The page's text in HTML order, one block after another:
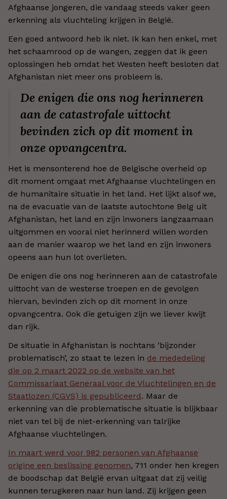
Afghaanse jongeren, die vandaag steeds vaker geen
erkenning als vluchteling krijgen in België.
Een goed antwoord heb ik niet. Ik kan hen enkel, met
het schaamrood op de wangen, zeggen dat ik geen
oplossingen heb omdat het Westen heeft besloten dat
Afghanistan niet meer ons probleem is.
De enigen die ons nog herinneren
aan de catastrofale uittocht
bevinden zich op dit moment in
onze opvangcentra.
Het is mensonterend hoe de Belgische overheid op
dit moment omgaat met Afghaanse vluchtelingen en
de humanitaire situatie in het land. Het lijkt alsof we,
na de evacuatie van de laatste autochtone Belg uit
Afghanistan, het land en zijn inwoners langzaamaan
uitgommen en vooral niet herinnerd willen worden
aan de manier waarop we het land en zijn inwoners
opeens aan hun lot overlieten.
De enigen die ons nog herinneren aan de catastrofale
uittocht van de westerse troepen en de gevolgen
hiervan, bevinden zich op dit moment in onze
opvangcentra. Ook die getuigen zijn we liever kwijt
dan rijk.
De situatie in Afghanistan is nochtans ‘bijzonder
problematisch’, zo staat te lezen in de mededeling
die op 2 maart 2022 op de website van het
Commissariaat Generaal voor de Vluchtelingen en de
Staatlozen (CGVS) is gepubliceerd. Maar de
erkenning van die problematische situatie is blijkbaar
niet van tel bij de niet-erkenning van talrijke
Afghaanse vluchtelingen.
In maart werd voor 982 personen van Afghaanse
origine een beslissing genomen, 711 onder hen kregen
de boodschap dat België ervan uitgaat dat zij veilig
kunnen terugkeren naar hun land. Zij krijgen geen